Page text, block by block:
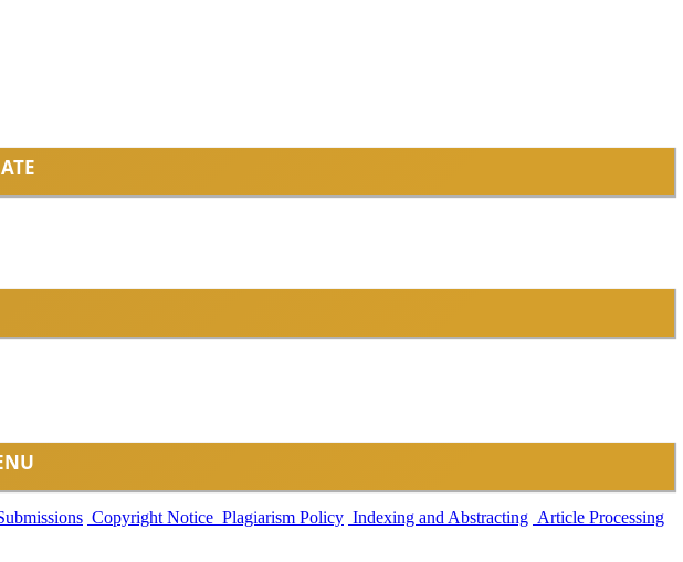
Copyright Notice Plagiarism Policy Indexing and Abstracting Article Processing